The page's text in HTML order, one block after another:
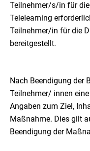
Teilnehmer/s/in für
Telelearning
Teilnehmer/in für die
bereitgestellt.
Nach Beendigung der
Teilnehmer/ innen
Angaben zum Ziel,
Maßnahme. Dies gilt
Beendigung der